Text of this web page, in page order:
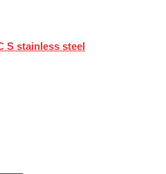
S stainless steel